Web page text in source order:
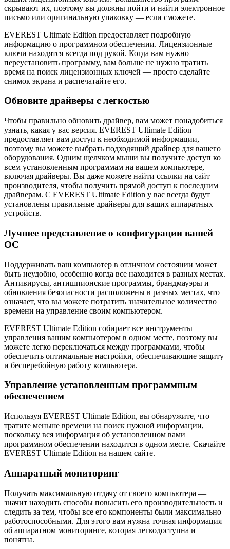
скрывают их, поэтому вы должны пойти и найти электронное
письмо или оригинальную упаковку — если сможете.
EVEREST Ultimate Edition предоставляет подробную
информацию о программном обеспечении. Лицензионные
ключи находятся всегда под рукой. Когда вам нужно
переустановить программу, вам больше не нужно тратить
время на поиск лицензионных ключей — просто сделайте
снимок экрана и распечатайте его.
Обновите драйверы с легкостью
Чтобы правильно обновить драйвер, вам может понадобиться
узнать, какая у вас версия. EVEREST Ultimate Edition
предоставляет вам доступ к необходимой информации,
поэтому вы можете выбрать подходящий драйвер для вашего
оборудования. Одним щелчком мыши вы получите доступ ко
всем установленным программам на вашем компьютере,
включая драйверы. Вы даже можете найти ссылки на сайт
производителя, чтобы получить прямой доступ к последним
драйверам. С EVEREST Ultimate Edition у вас всегда будут
установлены правильные драйверы для ваших аппаратных
устройств.
Лучшее представление о конфигурации вашей
ОС
Поддерживать ваш компьютер в отличном состоянии может
быть неудобно, особенно когда все находится в разных местах.
Антивирусы, антишпионские программы, брандмауэры и
обновления безопасности расположены в разных местах, что
означает, что вы можете потратить значительное количество
времени на управление своим компьютером.
EVEREST Ultimate Edition собирает все инструменты
управления вашим компьютером в одном месте, поэтому вы
можете легко переключаться между программами, чтобы
обеспечить оптимальные настройки, обеспечивающие защиту
и бесперебойную работу компьютера.
Управление установленным программным
обеспечением
Используя EVEREST Ultimate Edition, вы обнаружите, что
тратите меньше времени на поиск нужной информации,
поскольку вся информация об установленном вами
программном обеспечении находится в одном месте. Скачайте
EVEREST Ultimate Edition на нашем сайте.
Аппаратный мониторинг
Получать максимальную отдачу от своего компьютера —
значит находить способы повысить его производительность и
следить за тем, чтобы все его компоненты были максимально
работоспособными. Для этого вам нужна точная информация
об аппаратном мониторинге, которая легкодоступна и
понятна.